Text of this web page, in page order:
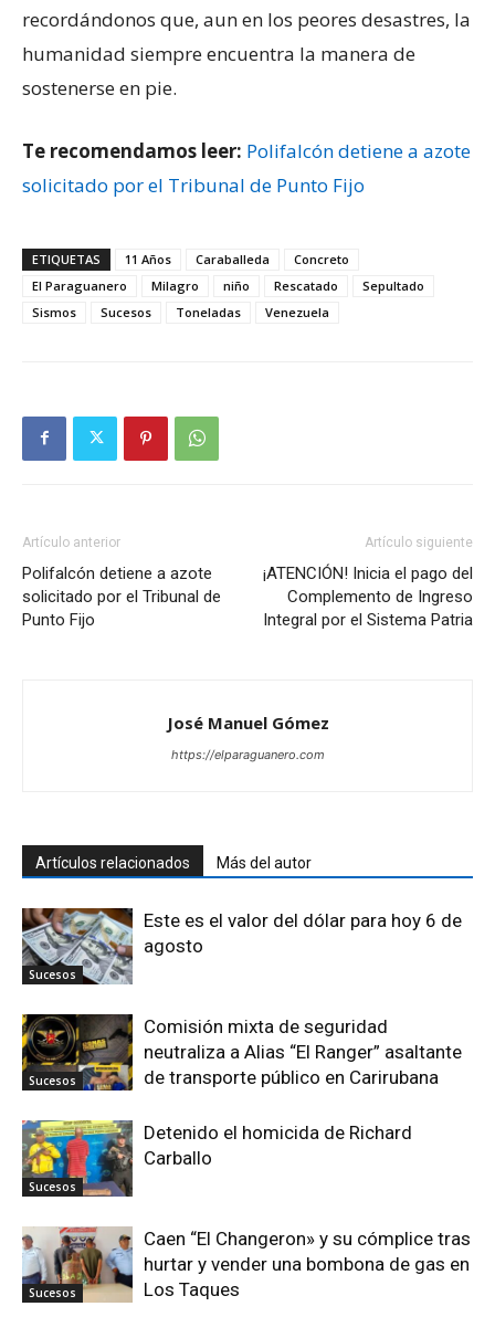
recordándonos que, aun en los peores desastres, la
humanidad siempre encuentra la manera de
sostenerse en pie.
Te recomendamos leer: Polifalcón detiene a azote
solicitado por el Tribunal de Punto Fijo
ETIQUETAS 11 Años Caraballeda
Concreto
El Paraguanero
Milagro niño Rescatado
Sepultado
Sismos
Sucesos Toneladas Venezuela
Artículo anterior
Polifalcón detiene a azote
solicitado por el Tribunal de
Punto Fijo
Artículo siguiente
¡ATENCIÓN! Inicia el pago del
Complemento de Ingreso
Integral por el Sistema Patria
José Manuel Gómez
https://elparaguanero.com
Artículos relacionados Más del autor
Sucesos
Este es el valor del dólar para hoy 6 de
agosto
Sucesos
Comisión mixta de seguridad
neutraliza a Alias “El Ranger” asaltante
de transporte público en Carirubana
Sucesos
Detenido el homicida de Richard
Carballo
Sucesos
Caen “El Changeron» y su cómplice tras
hurtar y vender una bombona de gas en
Los Taques